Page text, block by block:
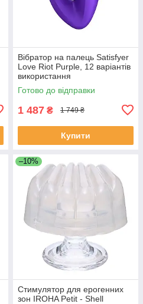
Вібратор на палець Satisfyer
Love Riot Purple, 12 варіантів
використання
Готово до відправки
1 487 ₴ 1 749 ₴
Купити
–10%
Стимулятор для ерогенних
зон IROHA Petit - Shell